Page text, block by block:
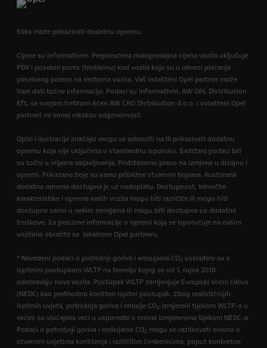
Slika može prikazivati dodatnu opremu.
Cijene su informativne. Preporučena maloprodajna cijena vozila uključuje
PDV i posebni porez (trošarinu) kod vozila koja su u obvezi plaćanja
posebnog poreza na motorna vozila. Vaš ovlašteni Opel partner može
Vam dati točne informacije. Podaci su informativni. AW OPL Distribution
Kft. sa svojom tvrtkom-kćeri AW CRO Distribution d.o.o. i ovlašteni Opel
partneri ne snosi nikakvu odgovornost.
Opisi i ilustracije značajki mogu se odnositi na ili prikazivati dodatnu
opremu koja nije uključena u standardnu isporuku. Sadržani podaci bili
su točni u vrijeme objavljivanja. Pridržavamo pravo na izmjene u dizajnu i
opremi. Prikazane boje su samo približne stvarnim bojama. Ilustrirana
dodatna oprema dostupna je uz nadoplatu. Dostupnost, tehničke
karakteristike i oprema naših vozila mogu biti različite ili mogu biti
dostupne samo u nekim zemljama ili mogu biti dostupne uz dodatne
troškove. Za precizne informacije o opremi koja se isporučuje na našim
vozilima obratite se lokalnom Opel partneru.
* Navedeni podaci o potrošnji goriva i emisijama CO2 usklađeni su s
ispitnim postupkom WLTP na temelju kojeg se od 1. rujna 2018.
odobravaju nova vozila. Postupak WLTP zamjenjuje Europski vozni ciklus
(NEDC) kao prethodno korišten ispitni postupak. Zbog realističnijih
ispitnih uvjeta, potrošnja goriva i emisije CO2 izmjereni tijekom WLTP-a u
većini su slučajeva veći u usporedbi s onima izmjerenima tijekom NEDC-a.
Podaci o potrošnji goriva i emisijama CO2 mogu se razlikovati ovisno o
stvarnim uvjetima korištenja i različitim čimbenicima, poput konkretne